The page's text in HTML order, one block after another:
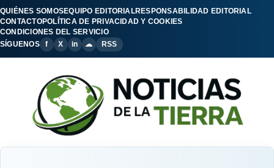
QUIÉNES SOMOSEQUIPO EDITORIALRESPONSABILIDAD EDITORIAL
CONTACTOPOLÍTICA DE PRIVACIDAD Y COOKIES
CONDICIONES DEL SERVICIO
SÍGUENOS
f X in ☁ RSS